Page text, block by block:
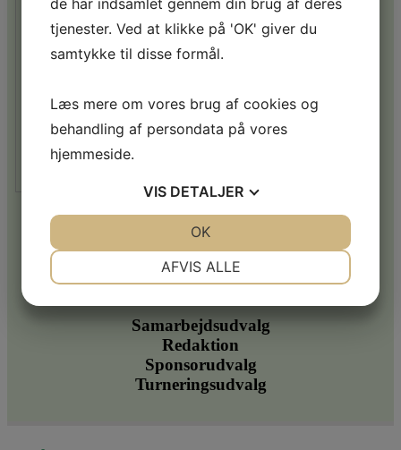
Bestyrelsesmedlem
Jan Nielsen
Tlf. 40 26 38 18
Samarbejdsudvalg
Redaktion
Sponsorudvalg
Turneringsudvalg
tjenester. Ved at klikke på 'OK' giver du
samtykke til disse formål.
Læs mere om vores brug af cookies og
behandling af persondata på vores
hjemmeside.
VIS DETALJER
MARKETING STATISTIK
AFVIS ALLE
OK